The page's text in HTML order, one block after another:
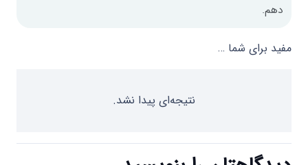
دهم.
مفید برای شما …
نتیجه‌ای پیدا نشد.